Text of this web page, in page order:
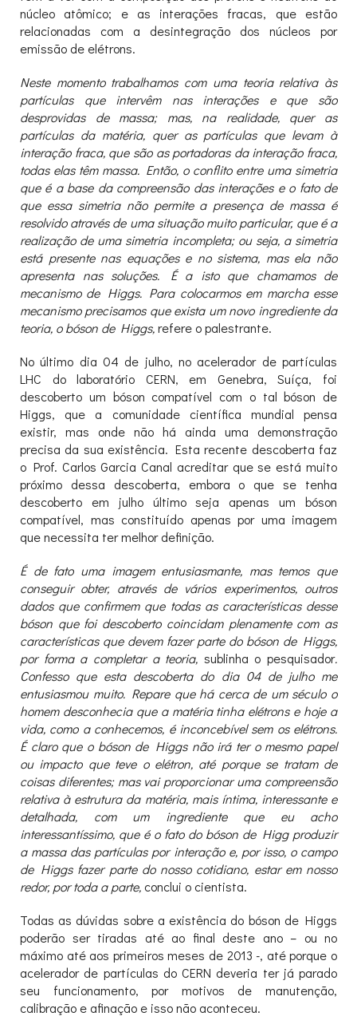
núcleo atômico; e as interações fracas, que estão
relacionadas com a desintegração dos núcleos por
emissão de elétrons.
Neste momento trabalhamos com uma teoria relativa às
partículas que intervêm nas interações e que são
desprovidas de massa; mas, na realidade, quer as
partículas da matéria, quer as partículas que levam à
interação fraca, que são as portadoras da interação fraca,
todas elas têm massa. Então, o conflito entre uma simetria
que é a base da compreensão das interações e o fato de
que essa simetria não permite a presença de massa é
resolvido através de uma situação muito particular, que é a
realização de uma simetria incompleta; ou seja, a simetria
está presente nas equações e no sistema, mas ela não
apresenta nas soluções. É a isto que chamamos de
mecanismo de Higgs. Para colocarmos em marcha esse
mecanismo precisamos que exista um novo ingrediente da
teoria, o bóson de Higgs,refere o palestrante.
No último dia 04 de julho, no acelerador de partículas
LHC do laboratório CERN, em Genebra, Suíça, foi
descoberto um bóson compatível com o tal bóson de
Higgs, que a comunidade científica mundial pensa
existir, mas onde não há ainda uma demonstração
precisa da sua existência. Esta recente descoberta faz
o Prof. Carlos Garcia Canal acreditar que se está muito
próximo dessa descoberta, embora o que se tenha
descoberto em julho último seja apenas um bóson
compatível, mas constituído apenas por uma imagem
que necessita ter melhor definição.
É de fato uma imagem entusiasmante, mas temos que
conseguir obter, através de vários experimentos, outros
dados que confirmem que todas as características desse
bóson que foi descoberto coincidam plenamente com as
características que devem fazer parte do bóson de Higgs,
por forma a completar a teoria, sublinha o pesquisador.
Confesso que esta descoberta do dia 04 de julho me
entusiasmou muito. Repare que há cerca de um século o
homem desconhecia que a matéria tinha elétrons e hoje a
vida, como a conhecemos, é inconcebível sem os elétrons.
É claro que o bóson de Higgs não irá ter o mesmo papel
ou impacto que teve o elétron, até porque se tratam de
coisas diferentes; mas vai proporcionar uma compreensão
relativa à estrutura da matéria, mais íntima, interessante e
detalhada, com um ingrediente que eu acho
interessantíssimo, que é o fato do bóson de Higg produzir
a massa das partículas por interação e, por isso, o campo
de Higgs fazer parte do nosso cotidiano, estar em nosso
redor, por toda a parte, conclui o cientista.
Todas as dúvidas sobre a existência do bóson de Higgs
poderão ser tiradas até ao final deste ano – ou no
máximo até aos primeiros meses de 2013 -, até porque o
acelerador de partículas do CERN deveria ter já parado
seu funcionamento, por motivos de manutenção,
calibração e afinação e isso não aconteceu.